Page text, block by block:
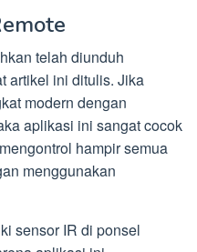
telah diunduh
artikel ini ditulis. Jika
modern dengan
aplikasi ini sangat cocok
hampir semua
menggunakan
sensor IR di ponsel